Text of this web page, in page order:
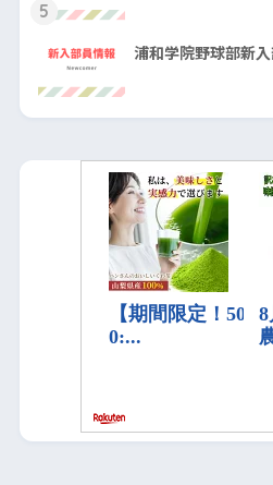
5
浦和学院野球部新